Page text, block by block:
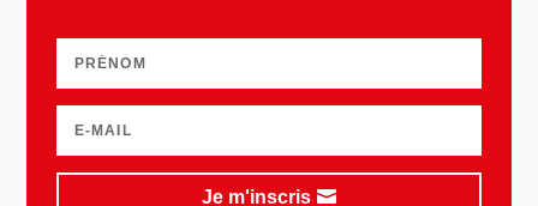
Je m'inscris